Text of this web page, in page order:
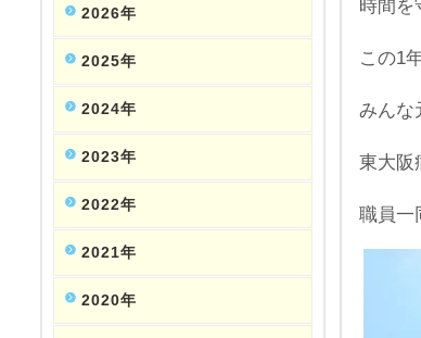
2026年
2025年
2024年
2023年
2022年
2021年
2020年
時間を
この1
みんな
東大阪
職員一